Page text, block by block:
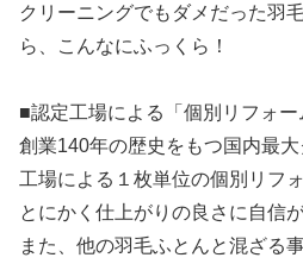
クリーニングでもダメだった羽
ら、こんなにふっくら！
■認定工場による「個別リフォ
創業140年の歴史をもつ国内最
工場による１枚単位の個別リフォ
とにかく仕上がりの良さに自信
また、他の羽毛ふとんと混ざる